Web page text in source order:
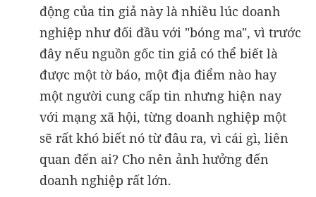
động của tin giả này là nhiều lúc doanh
nghiệp như đối đầu với "bóng ma", vì trước
đây nếu nguồn gốc tin giả có thể biết là
được một tờ báo, một địa điểm nào hay
một người cung cấp tin nhưng hiện nay
với mạng xã hội, từng doanh nghiệp một
sẽ rất khó biết nó từ đâu ra, vì cái gì, liên
quan đến ai? Cho nên ảnh hưởng đến
doanh nghiệp rất lớn.